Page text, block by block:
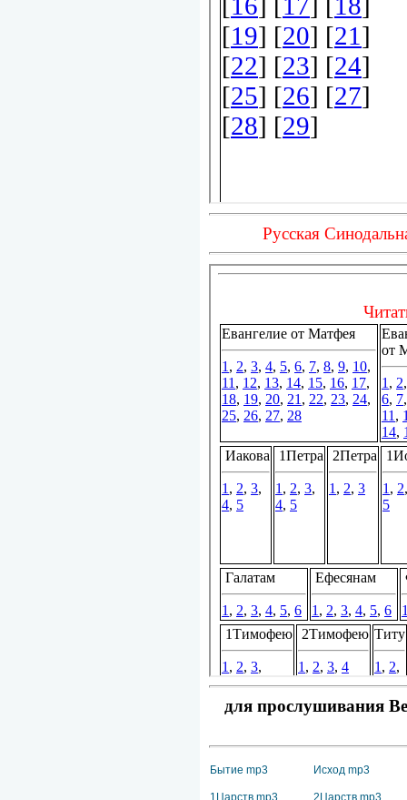
Русская
для прослушивания
Бытие mp3 Исход mp3
1Царств mp3 2Царств mp3